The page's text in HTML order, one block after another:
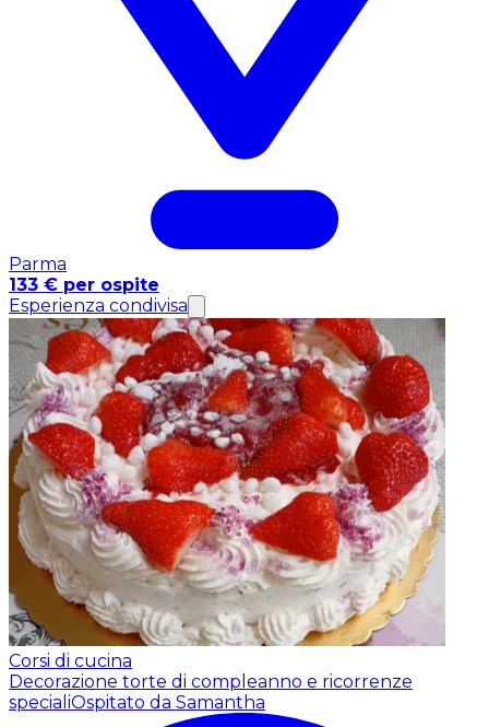
Parma
133 € per ospite
Esperienza condivisa
Corsi di cucina
Decorazione torte di compleanno e ricorrenze
specialiOspitato da Samantha